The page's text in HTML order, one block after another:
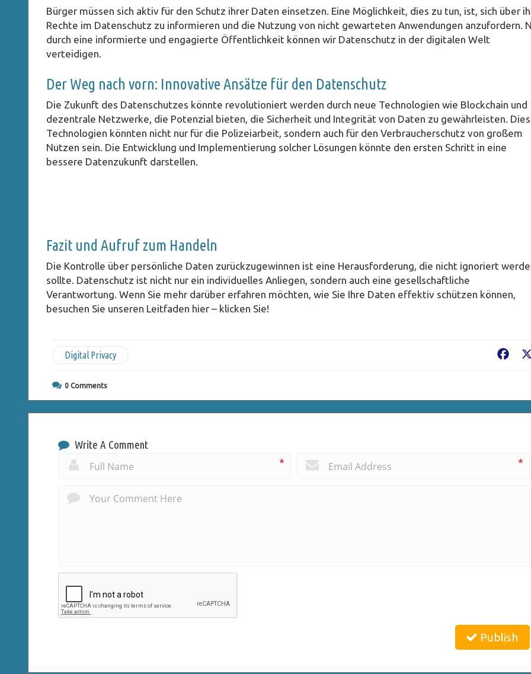
Bürger müssen sich aktiv für den Schutz ihrer Daten einsetzen. Eine Möglichkeit, dies zu tun, ist, sich über
Rechte im Datenschutz zu informieren und die Nutzung von nicht gewarteten Anwendungen anzufordern.
durch eine informierte und engagierte Öffentlichkeit können wir Datenschutz in der digitalen Welt
verteidigen.
Der Weg nach vorn: Innovative Ansätze für den Datenschutz
Die Zukunft des Datenschutzes könnte revolutioniert werden durch neue Technologien wie Blockchain und
dezentrale Netzwerke, die Potenzial bieten, die Sicherheit und Integrität von Daten zu gewährleisten.
Technologien könnten nicht nur für die Polizeiarbeit, sondern auch für den Verbraucherschutz von großem
Nutzen sein. Die Entwicklung und Implementierung solcher Lösungen könnte den ersten Schritt in eine
bessere Datenzukunft darstellen.
Fazit und Aufruf zum Handeln
Die Kontrolle über persönliche Daten zurückzugewinnen ist eine Herausforderung, die nicht ignoriert
sollte. Datenschutz ist nicht nur ein individuelles Anliegen, sondern auch eine gesellschaftliche
Verantwortung. Wenn Sie mehr darüber erfahren möchten, wie Sie Ihre Daten effektiv schützen können,
besuchen Sie unseren Leitfaden hier – klicken Sie!
Digital Privacy
0 Comments
Write A Comment
*
*
Publish